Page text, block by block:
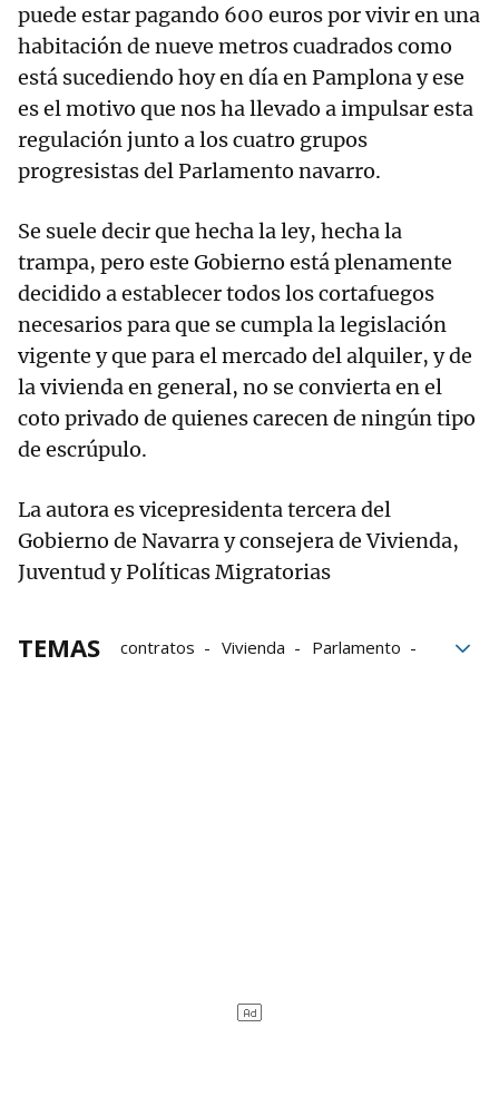
puede estar pagando 600 euros por vivir en una
habitación de nueve metros cuadrados como
está sucediendo hoy en día en Pamplona y ese
es el motivo que nos ha llevado a impulsar esta
regulación junto a los cuatro grupos
progresistas del Parlamento navarro.
Se suele decir que hecha la ley, hecha la
trampa, pero este Gobierno está plenamente
decidido a establecer todos los cortafuegos
necesarios para que se cumpla la legislación
vigente y que para el mercado del alquiler, y de
la vivienda en general, no se convierta en el
coto privado de quienes carecen de ningún tipo
de escrúpulo.
La autora es vicepresidenta tercera del
Gobierno de Navarra y consejera de Vivienda,
Juventud y Políticas Migratorias
TEMAS contratos Vivienda
Parlamento